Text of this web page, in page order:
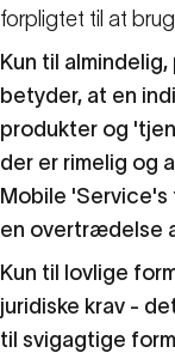
forpligtet til at
Kun til
betyder, at en
produkter og
der er rimelig og
Mobile
en overtrædelse
Kun til lovlige
juridiske krav -
til svigagtige